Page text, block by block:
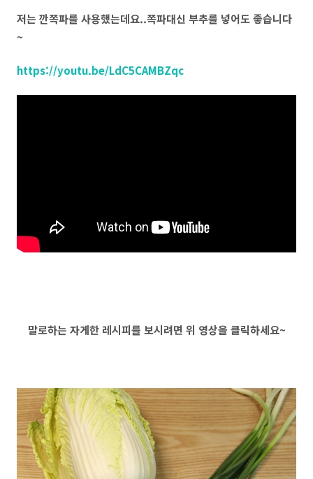
저는 깐쪽파를 사용했는데요..쪽파대신 부추를 넣어도 좋습니다
~
https://youtu.be/LdC5CAMBZqc
말로하는 자게한 레시피를 보시려면 위 영상을 클릭하세요~